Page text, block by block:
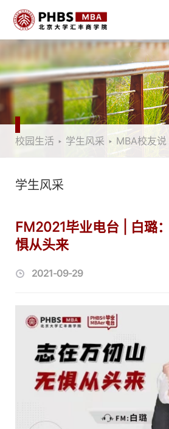
校园生活 ‣ 学生风采 ‣ MBA校友说
学生风采
FM2021毕业电台 | 白璐
惧从头来
2021-09-29